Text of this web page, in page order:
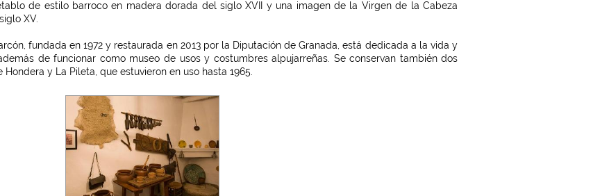
de estilo barroco en madera dorada del siglo XVII y una imagen de la Virgen de la Cabeza
XV.
fundada en 1972 y restaurada en 2013 por la Diputación de Granada, está dedicada a la vida y
de funcionar como museo de usos y costumbres alpujarreñas. Se conservan también dos
y La Pileta, que estuvieron en uso hasta 1965.